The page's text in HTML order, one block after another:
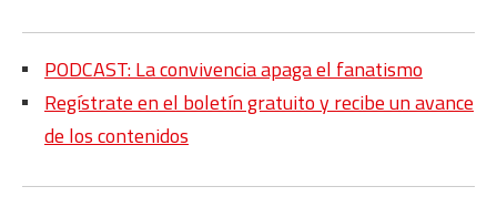
PODCAST: La convivencia apaga el fanatismo
Regístrate en el boletín gratuito y recibe un avance
de los contenidos